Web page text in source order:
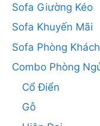
Sofa Giường Kéo
Sofa Khuyến Mãi
Sofa Phòng Khách
Combo Phòng
Cổ Điển
Gỗ